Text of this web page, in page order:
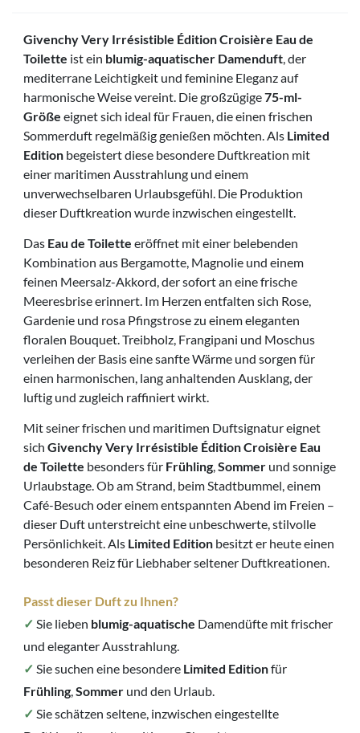
Givenchy Very Irrésistible Édition Croisière Eau de
Toilette ist ein blumig-aquatischer Damenduft, der
mediterrane Leichtigkeit und feminine Eleganz auf
harmonische Weise vereint. Die großzügige75-ml-
Größe eignet sich ideal für Frauen, die einen frischen
Sommerduft regelmäßig genießen möchten. Als Limited
Edition begeistert diese besondere Duftkreation mit
einer maritimen Ausstrahlung und einem
unverwechselbaren Urlaubsgefühl. Die Produktion
dieser Duftkreation wurde inzwischen eingestellt.
Das Eau de Toilette eröffnet mit einer belebenden
Kombination aus Bergamotte, Magnolie und einem
feinen Meersalz-Akkord, der sofort an eine frische
Meeresbrise erinnert. Im Herzen entfalten sich Rose,
Gardenie und rosa Pfingstrose zu einem eleganten
floralen Bouquet. Treibholz, Frangipani und Moschus
verleihen der Basis eine sanfte Wärme und sorgen für
einen harmonischen, lang anhaltenden Ausklang, der
luftig und zugleich raffiniert wirkt.
Mit seiner frischen und maritimen Duftsignatur eignet
sich Givenchy Very Irrésistible Édition Croisière Eau
de Toilette besonders für Frühling,Sommer und sonnige
Urlaubstage. Ob am Strand, beim Stadtbummel, einem
Café-Besuch oder einem entspannten Abend im Freien –
dieser Duft unterstreicht eine unbeschwerte, stilvolle
Persönlichkeit. Als Limited Edition besitzt er heute einen
besonderen Reiz für Liebhaber seltener Duftkreationen.
Passt dieser Duft zu Ihnen?
✓ Sie lieben blumig-aquatische Damendüfte mit frischer
und eleganter Ausstrahlung.
✓ Sie suchen eine besondere Limited Editionfür
Frühling,Sommer und den Urlaub.
✓ Sie schätzen seltene, inzwischen eingestellte